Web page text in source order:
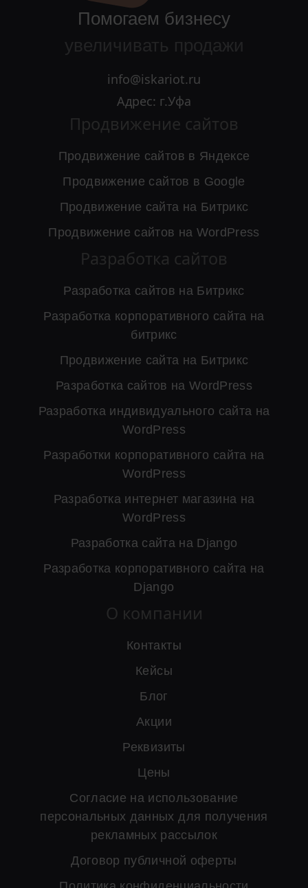
Помогаем бизнесу
увеличивать продажи
info@iskariot.ru
Адрес: г.Уфа
Продвижение сайтов
Продвижение сайтов в Яндексе
Продвижение сайтов в Google
Продвижение сайта на Битрикс
Продвижение сайтов на WordPress
Разработка сайтов
Разработка сайтов на Битрикс
Разработка корпоративного сайта на
битрикс
Продвижение сайта на Битрикс
Разработка сайтов на WordPress
Разработка индивидуального сайта на
WordPress
Разработки корпоративного сайта на
WordPress
Разработка интернет магазина на
WordPress
Разработка сайта на Django
Разработка корпоративного сайта на
Django
О компании
Контакты
Кейсы
Блог
Акции
Реквизиты
Цены
Согласие на использование
персональных данных для получения
рекламных рассылок
Договор публичной оферты